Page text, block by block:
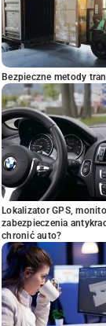
Bezpieczne metody
Lokalizator GPS,
zabezpieczenia
chronić auto?